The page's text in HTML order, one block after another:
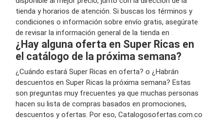
tienda y horarios de atención. Si buscas los términos y
condiciones o información sobre envío gratis, asegúrate
de revisar la información general de la tienda en .
¿Hay alguna oferta en Super Ricas en
el catálogo de la próxima semana?
¿Cuándo estará Super Ricas en oferta? o ¿Habrán
descuentos en Super Ricas la próxima semana? Estas
son preguntas muy frecuentes ya que muchas personas
hacen su lista de compras basados en promociones,
descuentos y ofertas. Por eso, Catalogosofertas.com.co